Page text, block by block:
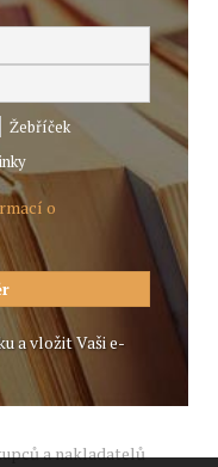
Žebříček
o
a vložit Vaši e-
a nakladatelů